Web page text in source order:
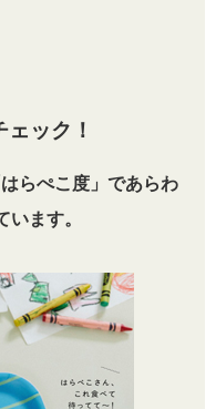
ック！
らぺこ度」であらわ
います。